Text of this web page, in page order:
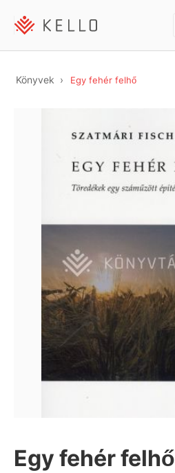
Könyvek Egy fehér felhő
Egy fehér felhő